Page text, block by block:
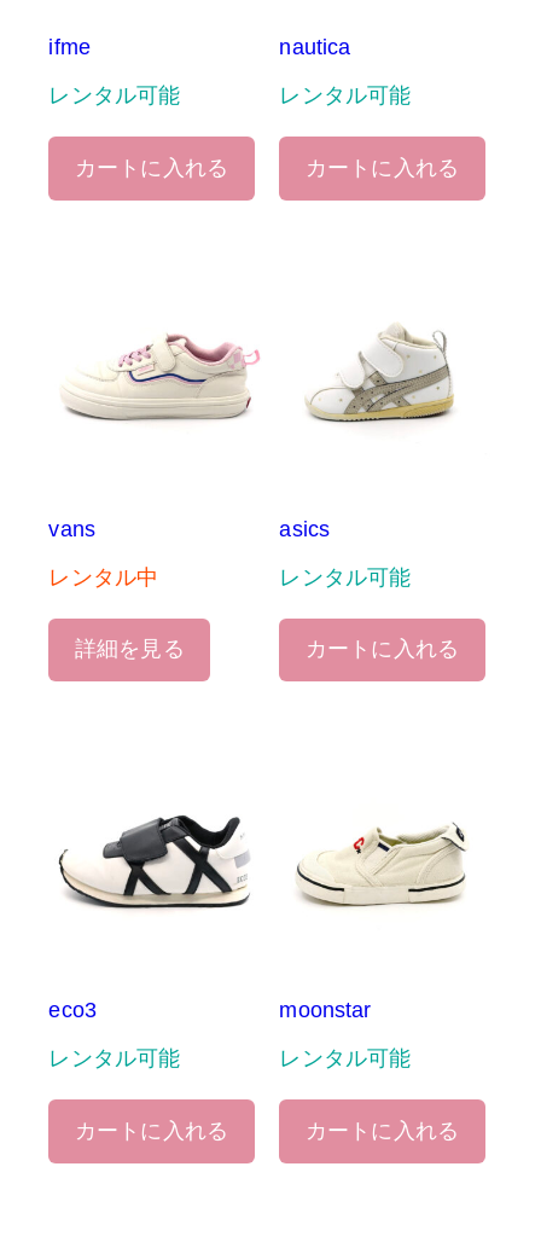
ifme
レンタル可能
カートに入れる
nautica
レンタル可能
カートに入れる
vans
レンタル中
詳細を見る
asics
レンタル可能
カートに入れる
eco3
レンタル可能
カートに入れる
moonstar
レンタル可能
カートに入れる